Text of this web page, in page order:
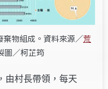
棄物組成。資料來源／荒
圖／柯芷筠
由村長帶領，每天